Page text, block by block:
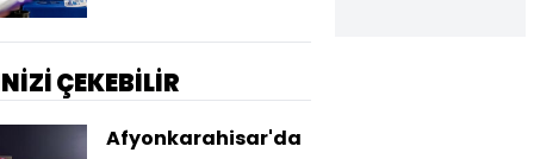
ÇEKEBİLİR
Afyonkarahisar'da